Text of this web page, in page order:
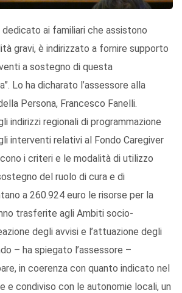
dedicato ai familiari che assistono
gravi, è indirizzato a fornire supporto
a sostegno di questa
Lo ha dicharato l’assessore alla
Persona, Francesco Fanelli.
indirizzi regionali di programmazione
interventi relativi al Fondo Caregiver
i criteri e le modalità di utilizzo
del ruolo di cura e di
a 260.924 euro le risorse per la
trasferite agli Ambiti socio-
degli avvisi e l’attuazione degli
– ha spiegato l’assessore –
in coerenza con quanto indicato nel
e condiviso con le autonomie locali, un